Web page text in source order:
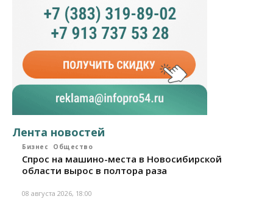
Лента новостей
Бизнес Общество
Спрос на машино-места в Новосибирской
области вырос в полтора раза
08 августа 2026, 18:00